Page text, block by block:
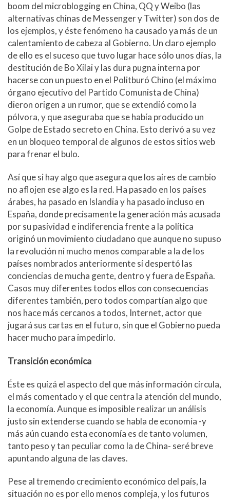
boom del microblogging en China, QQ y Weibo (las
alternativas chinas de Messenger y Twitter) son dos de
los ejemplos, y éste fenómeno ha causado ya más de un
calentamiento de cabeza al Gobierno. Un claro ejemplo
de ello es el suceso que tuvo lugar hace sólo unos días, la
destitución de Bo Xilai y las dura pugna interna por
hacerse con un puesto en el Politburó Chino (el máximo
órgano ejecutivo del Partido Comunista de China)
dieron origen a un rumor, que se extendió como la
pólvora, y que aseguraba que se había producido un
Golpe de Estado secreto en China. Esto derivó a su vez
en un bloqueo temporal de algunos de estos sitios web
para frenar el bulo.
Así que si hay algo que asegura que los aires de cambio
no aflojen ese algo es la red. Ha pasado en los países
árabes, ha pasado en Islandia y ha pasado incluso en
España, donde precisamente la generación más acusada
por su pasividad e indiferencia frente a la política
originó un movimiento ciudadano que aunque no supuso
la revolución ni mucho menos comparable a la de los
países nombrados anteriormente sí despertó las
conciencias de mucha gente, dentro y fuera de España.
Casos muy diferentes todos ellos con consecuencias
diferentes también, pero todos compartían algo que
nos hace más cercanos a todos, Internet, actor que
jugará sus cartas en el futuro, sin que el Gobierno pueda
hacer mucho para impedirlo.
Transición económica
Éste es quizá el aspecto del que más información circula,
el más comentado y el que centra la atención del mundo,
la economía. Aunque es imposible realizar un análisis
justo sin extenderse cuando se habla de economía -y
más aún cuando esta economía es de tanto volumen,
tanto peso y tan peculiar como la de China- seré breve
apuntando alguna de las claves.
Pese al tremendo crecimiento económico del país, la
situación no es por ello menos compleja, y los futuros